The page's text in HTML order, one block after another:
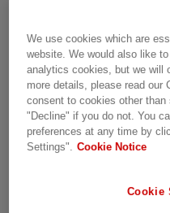
We use cookies which are
website. We would also like
analytics cookies, but we will
more details, please read
consent to cookies other
"Decline" if you do not. You
preferences at any time by
Settings". Cookie Notice
Cookie